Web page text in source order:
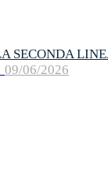
SECONDA
09/06/2026